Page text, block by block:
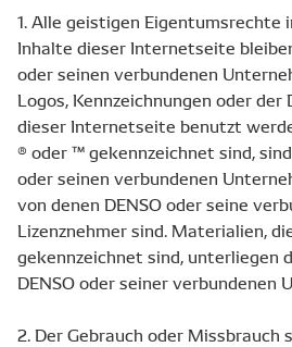
1. Alle geistigen Eigentumsrechte
Inhalte dieser Internetseite
oder seinen verbundenen
Logos, Kennzeichnungen oder der
dieser Internetseite benutzt
® oder ™ gekennzeichnet sind,
oder seinen verbundenen
von denen DENSO oder seine
Lizenznehmer sind. Materialien,
gekennzeichnet sind, unterliegen
DENSO oder seiner verbundenen
2. Der Gebrauch oder Missbrauch